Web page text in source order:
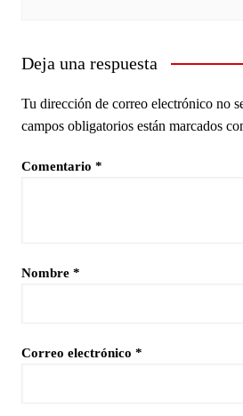
Deja una respuesta
Tu dirección de correo electrónico no
campos obligatorios están marcados
Comentario *
Nombre *
Correo electrónico *